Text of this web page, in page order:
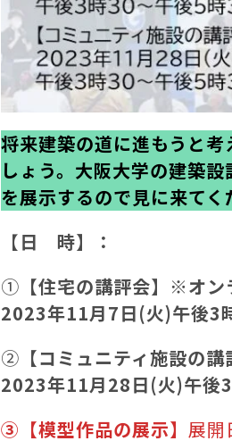
将来建築の道に進もうと
しょう。大阪大学の建築
を展示するので見に来てく
【日 時】：
① 【住宅の講評会】※オ
2023年11月7日(火)午後3
② 【コミュニティ施設の
2023年11月28日(火)午後
③【模型作品の展示】 展開